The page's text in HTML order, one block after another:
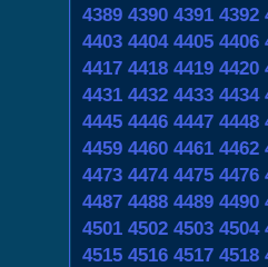
4389 4390 4391 4392
4403 4404 4405 4406
4417 4418 4419 4420
4431 4432 4433 4434
4445 4446 4447 4448
4459 4460 4461 4462
4473 4474 4475 4476
4487 4488 4489 4490
4501 4502 4503 4504
4515 4516 4517 4518